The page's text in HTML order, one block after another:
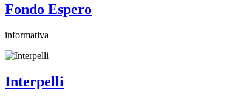
Fondo Espero
informativa
Interpelli